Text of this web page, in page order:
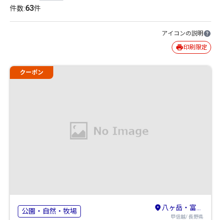
件数:63件
アイコンの説明
印刷限定
クーポン
公園・自然・牧場 八ヶ岳・富士見・原村・野辺山・小海
甲信越/ 長野県